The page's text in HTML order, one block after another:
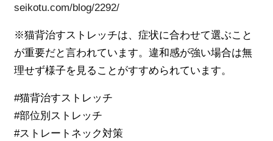
seikotu.com/blog/2292/
※猫背治すストレッチは、症状に合わせて選ぶこと
が重要だと言われています。違和感が強い場合は無
理せず様子を見ることがすすめられています。
#猫背治すストレッチ
#部位別ストレッチ
#ストレートネック対策